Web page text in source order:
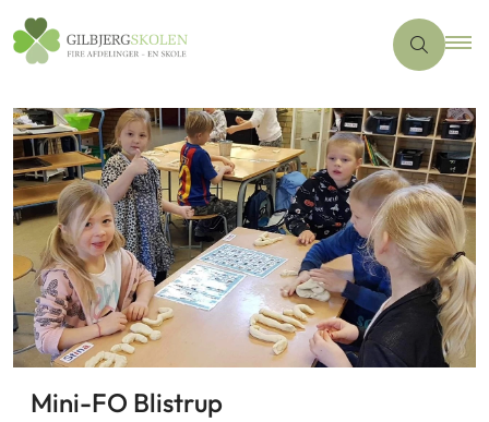
Mini-FO Blistrup